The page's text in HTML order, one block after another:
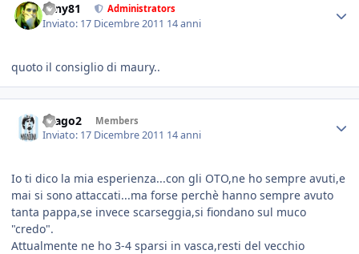
tony81 Administrators
Inviato: 17 Dicembre 2011 14 anni
quoto il consiglio di maury..
drago2 Members
Inviato: 17 Dicembre 2011 14 anni
Io ti dico la mia esperienza...con gli OTO,ne ho sempre avuti,e
mai si sono attaccati...ma forse perchè hanno sempre avuto
tanta pappa,se invece scarseggia,si fiondano sul muco
"credo".
Attualmente ne ho 3-4 sparsi in vasca,resti del vecchio